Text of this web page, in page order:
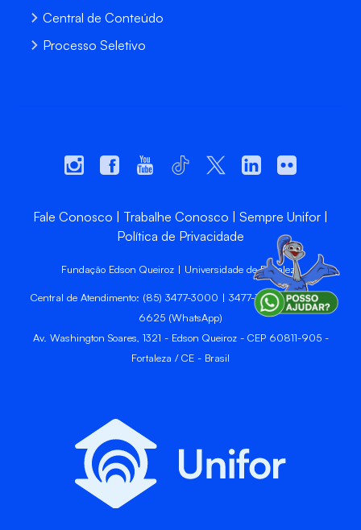
Central de Conteúdo
Processo Seletivo
Fale Conosco Trabalhe Conosco
Sempre Unifor
Política de Privacidade
Fundação Edson Queiroz | Universidade de Fortaleza
Central de Atendimento: (85) 3477-3000 | 3477-3400 | 99246-
6625 (WhatsApp)
Av. Washington Soares, 1321 - Edson Queiroz - CEP 60811-905 -
Fortaleza / CE - Brasil